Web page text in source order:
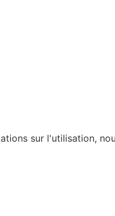
sur l'utilisation,